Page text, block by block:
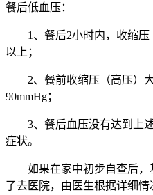
餐后低血压：
1、餐后2小时内，收缩
以上；
2、餐前收缩压（高压）
90mmHg；
3、餐后血压没有达到上
症状。
如果在家中初步自查后
了去医院，由医生根据详细情